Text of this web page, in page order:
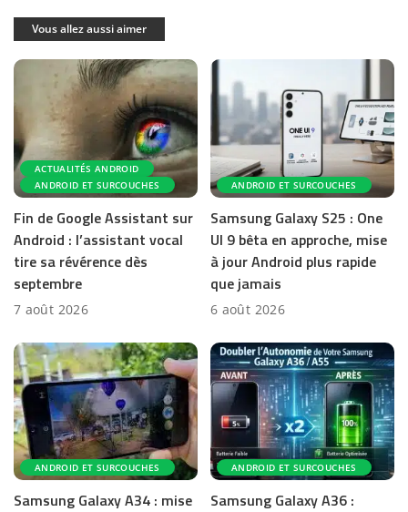
Vous allez aussi aimer
ACTUALITÉS ANDROID
ANDROID ET SURCOUCHES
Fin de Google Assistant sur
Android : l’assistant vocal
tire sa révérence dès
septembre
7 août 2026
ANDROID ET SURCOUCHES
Samsung Galaxy S25 : One
UI 9 bêta en approche, mise
à jour Android plus rapide
que jamais
6 août 2026
ANDROID ET SURCOUCHES
Samsung Galaxy A34 : mise
ANDROID ET SURCOUCHES
Samsung Galaxy A36 :